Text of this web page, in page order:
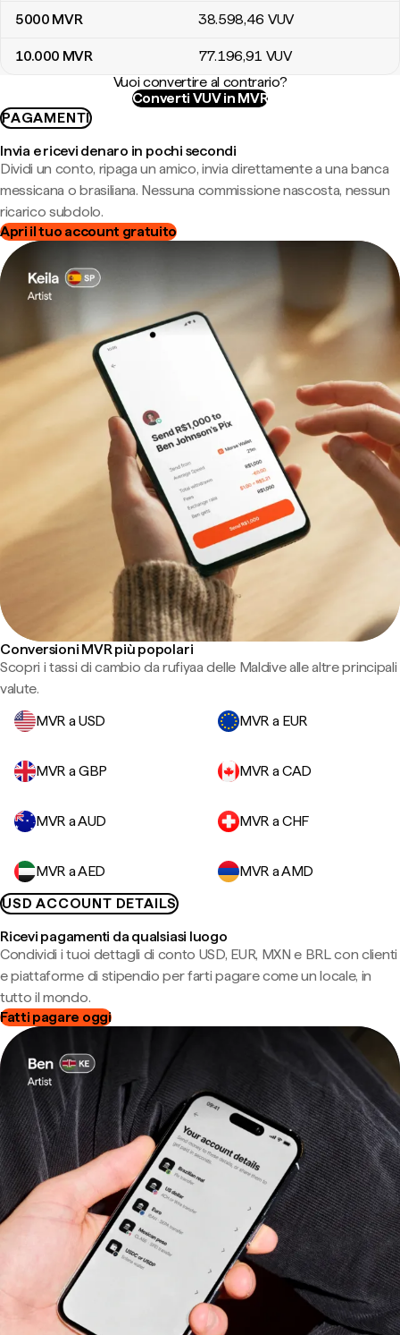
5000 MVR 38.598,46 VUV
10.000 MVR 77.196,91 VUV
Vuoi convertire al contrario?
Converti VUV in MVR
PAGAMENTI
Invia e ricevi denaro in pochi secondi
Dividi un conto, ripaga un amico, invia direttamente a una banca
messicana o brasiliana. Nessuna commissione nascosta, nessun
ricarico subdolo.
Apri il tuo account gratuito
Conversioni MVR più popolari
Scopri i tassi di cambio da rufiyaa delle Maldive alle altre principali
valute.
MVR a USD
MVR a EUR
MVR a GBP MVR a CAD
MVR a AUD MVR a CHF
MVR a AED
MVR a AMD
USD ACCOUNT DETAILS
Ricevi pagamenti da qualsiasi luogo
Condividi i tuoi dettagli di conto USD, EUR, MXN e BRL con clienti
e piattaforme di stipendio per farti pagare come un locale, in
tutto il mondo.
Fatti pagare oggi